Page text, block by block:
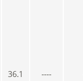
36.1 ----